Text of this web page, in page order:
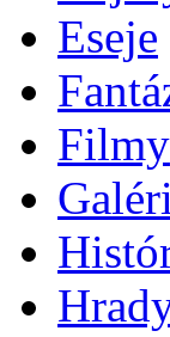
Eseje
Filmy